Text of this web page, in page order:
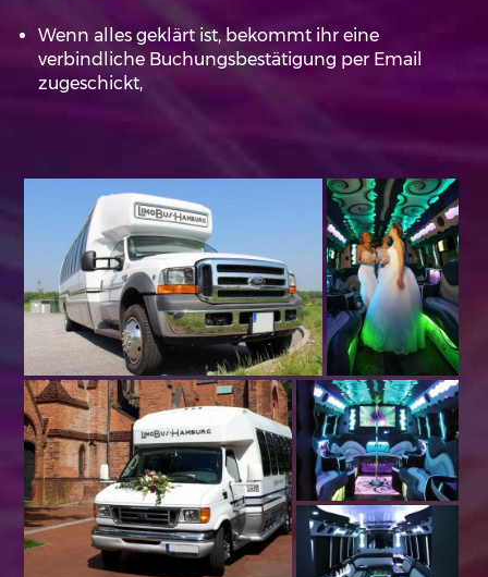
Wenn alles geklärt ist, bekommt ihr eine
verbindliche Buchungsbestätigung per Email
zugeschickt,